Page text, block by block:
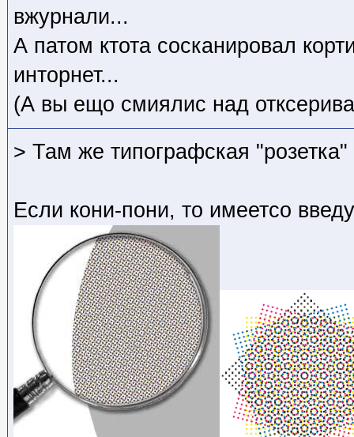
вжурнали...
А патом ктота сосканировал
инторнет...
(А вы ещо смиялис над
> Там же типографская "розетка"
Если кони-пони, то имеетсо